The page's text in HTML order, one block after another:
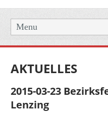
Menu
AKTUELLES
2015-03-23
Lenzing